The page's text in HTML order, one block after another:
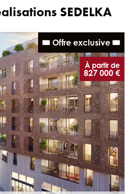
SEDELKA
🎟️ Offre exclusive 🎟️
À partir de
827 000 €